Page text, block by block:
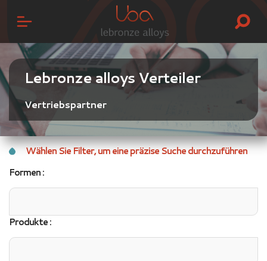
Lebronze alloys Verteiler
Vertriebspartner
Wählen Sie Filter, um eine präzise Suche durchzuführen
Formen :
Produkte :